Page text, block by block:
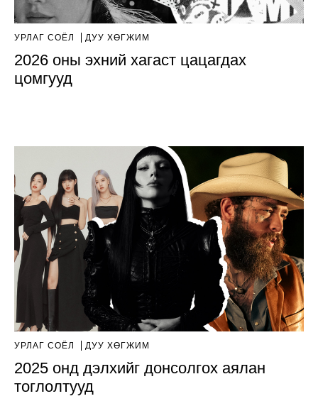
УРЛАГ СОЁЛ ДУУ ХӨГЖИМ
2026 оны эхний хагаст цацагдах
цомгууд
УРЛАГ СОЁЛ ДУУ ХӨГЖИМ
2025 онд дэлхийг донсолгох аялан
тоглолтууд